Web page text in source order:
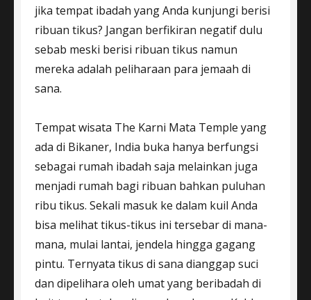
jika tempat ibadah yang Anda kunjungi berisi
ribuan tikus? Jangan berfikiran negatif dulu
sebab meski berisi ribuan tikus namun
mereka adalah peliharaan para jemaah di
sana.
Tempat wisata The Karni Mata Temple yang
ada di Bikaner, India buka hanya berfungsi
sebagai rumah ibadah saja melainkan juga
menjadi rumah bagi ribuan bahkan puluhan
ribu tikus. Sekali masuk ke dalam kuil Anda
bisa melihat tikus-tikus ini tersebar di mana-
mana, mulai lantai, jendela hingga gagang
pintu. Ternyata tikus di sana dianggap suci
dan dipelihara oleh umat yang beribadah di